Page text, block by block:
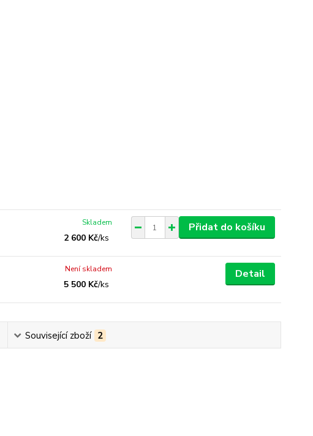
2 600 Kč/ks
Skladem Přidat do košíku
5 500 Kč/ks
Není skladem Detail
Související zboží 2